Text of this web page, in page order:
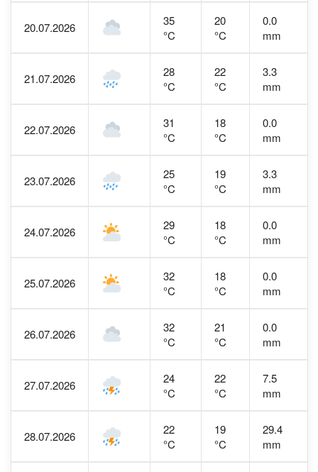
20.07.2026
35
°C
20
°C
0.0
mm
21.07.2026
28
°C
22
°C
3.3
mm
22.07.2026
31
°C
18
°C
0.0
mm
23.07.2026
25
°C
19
°C
3.3
mm
24.07.2026
29
°C
18
°C
0.0
mm
25.07.2026
32
°C
18
°C
0.0
mm
26.07.2026
32
°C
21
°C
0.0
mm
27.07.2026
24
°C
22
°C
7.5
mm
28.07.2026
22
°C
19
°C
29.4
mm